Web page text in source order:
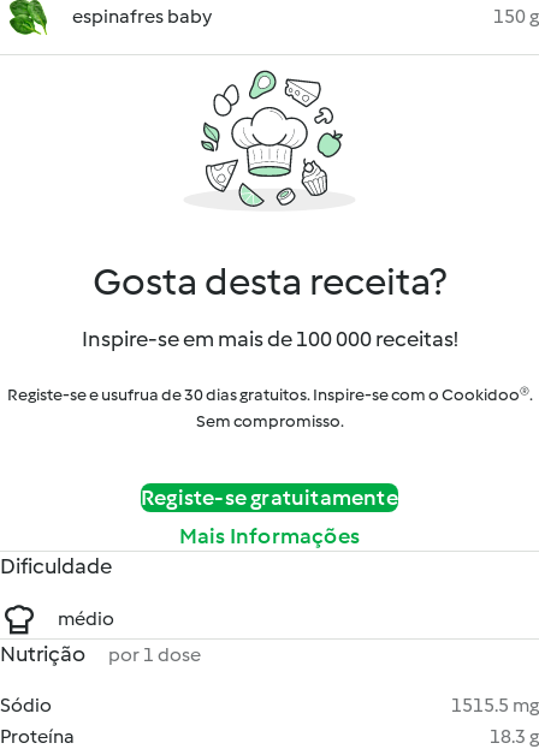
espinafres baby 150 g
Gosta desta receita?
Inspire-se em mais de 100 000 receitas!
Registe-se e usufrua de 30 dias gratuitos. Inspire-se com o Cookidoo®.
Sem compromisso.
Registe-se gratuitamente
Mais Informações
Dificuldade
médio
Nutrição por 1 dose
Sódio
1515.5 mg
Proteína
18.3 g